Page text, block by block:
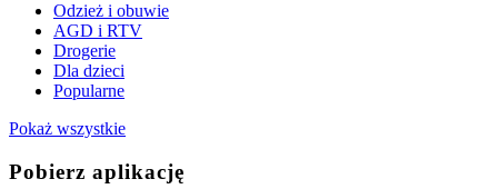
Odzież i obuwie
AGD i RTV
Drogerie
Dla dzieci
Popularne
Pokaż wszystkie
Pobierz aplikację